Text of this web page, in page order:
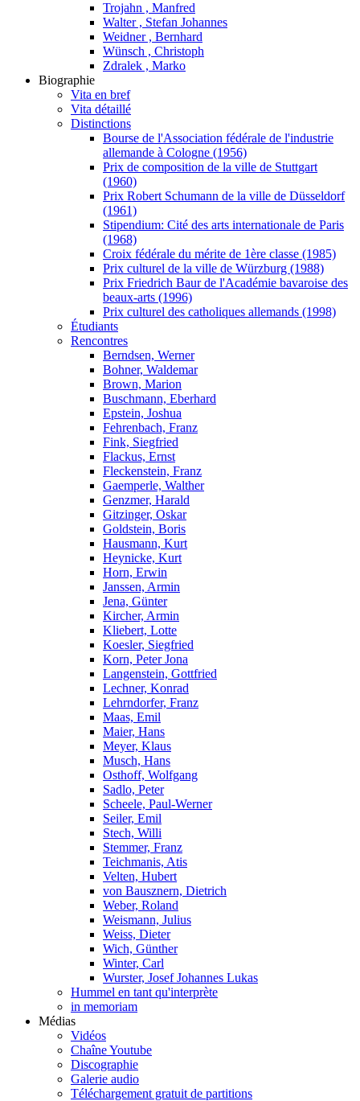
Trojahn , Manfred
Walter , Stefan Johannes
Weidner , Bernhard
Wünsch , Christoph
Zdralek , Marko
Biographie
Vita en bref
Vita détaillé
Distinctions
Bourse de l'Association fédérale de l'industrie
allemande à Cologne (1956)
Prix de composition de la ville de Stuttgart
(1960)
Prix Robert Schumann de la ville de Düsseldorf
(1961)
Stipendium: Cité des arts internationale de Paris
(1968)
Croix fédérale du mérite de 1ère classe (1985)
Prix culturel de la ville de Würzburg (1988)
Prix Friedrich Baur de l'Académie bavaroise des
beaux-arts (1996)
Prix culturel des catholiques allemands (1998)
Étudiants
Rencontres
Berndsen, Werner
Bohner, Waldemar
Brown, Marion
Buschmann, Eberhard
Epstein, Joshua
Fehrenbach, Franz
Fink, Siegfried
Flackus, Ernst
Fleckenstein, Franz
Gaemperle, Walther
Genzmer, Harald
Gitzinger, Oskar
Goldstein, Boris
Hausmann, Kurt
Heynicke, Kurt
Horn, Erwin
Janssen, Armin
Jena, Günter
Kircher, Armin
Kliebert, Lotte
Koesler, Siegfried
Korn, Peter Jona
Langenstein, Gottfried
Lechner, Konrad
Lehrndorfer, Franz
Maas, Emil
Maier, Hans
Meyer, Klaus
Musch, Hans
Osthoff, Wolfgang
Sadlo, Peter
Scheele, Paul-Werner
Seiler, Emil
Stech, Willi
Stemmer, Franz
Teichmanis, Atis
Velten, Hubert
von Bausznern, Dietrich
Weber, Roland
Weismann, Julius
Weiss, Dieter
Wich, Günther
Winter, Carl
Wurster, Josef Johannes Lukas
Hummel en tant qu'interprète
in memoriam
Médias
Vidéos
Chaîne Youtube
Discographie
Galerie audio
Téléchargement gratuit de partitions